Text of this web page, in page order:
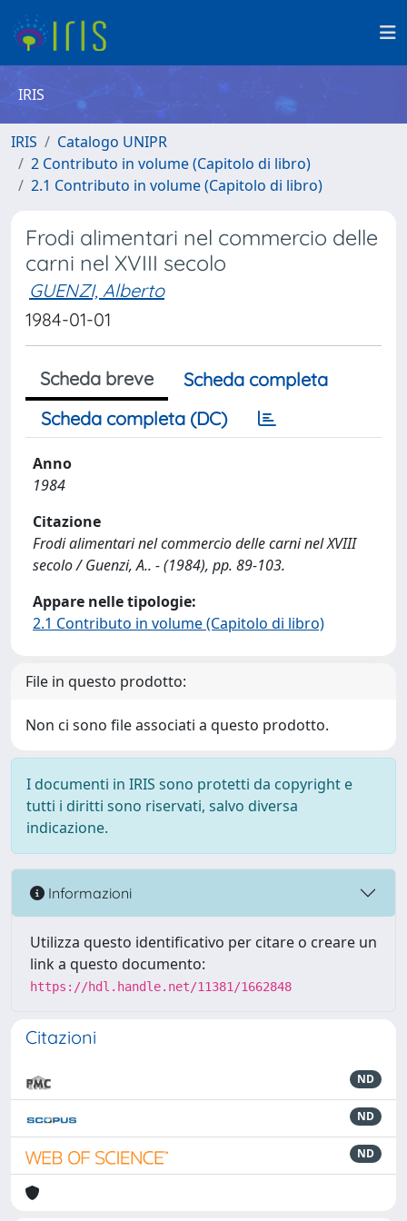
IRIS
IRIS
Catalogo UNIPR
2 Contributo in volume (Capitolo di libro)
2.1 Contributo in volume (Capitolo di libro)
Frodi alimentari nel commercio delle
carni nel XVIII secolo
GUENZI, Alberto
1984-01-01
Scheda breve
Scheda completa
Scheda completa (DC)
Anno
1984
Citazione
Frodi alimentari nel commercio delle carni nel XVIII
secolo / Guenzi, A.. - (1984), pp. 89-103.
Appare nelle tipologie:
2.1 Contributo in volume (Capitolo di libro)
File in questo prodotto:
Non ci sono file associati a questo prodotto.
I documenti in IRIS sono protetti da copyright e
tutti i diritti sono riservati, salvo diversa
indicazione.
Informazioni
Utilizza questo identificativo per citare o creare un
link a questo documento:
https://hdl.handle.net/11381/1662848
Citazioni
ND
ND
ND